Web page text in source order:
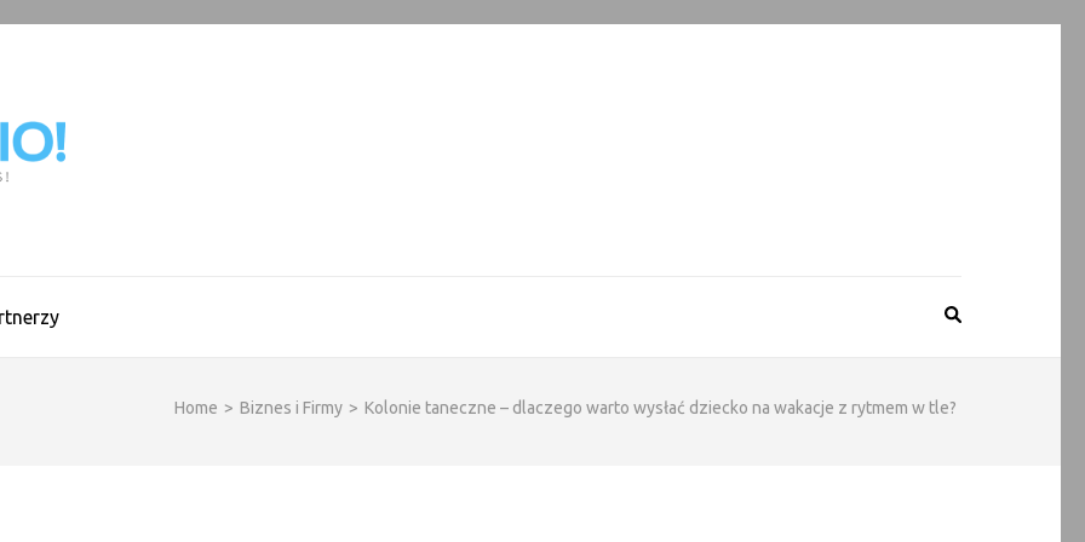
Home > Biznes i Firmy > Kolonie taneczne – dlaczego warto wysłać dziecko na wakacje z rytmem w tle?